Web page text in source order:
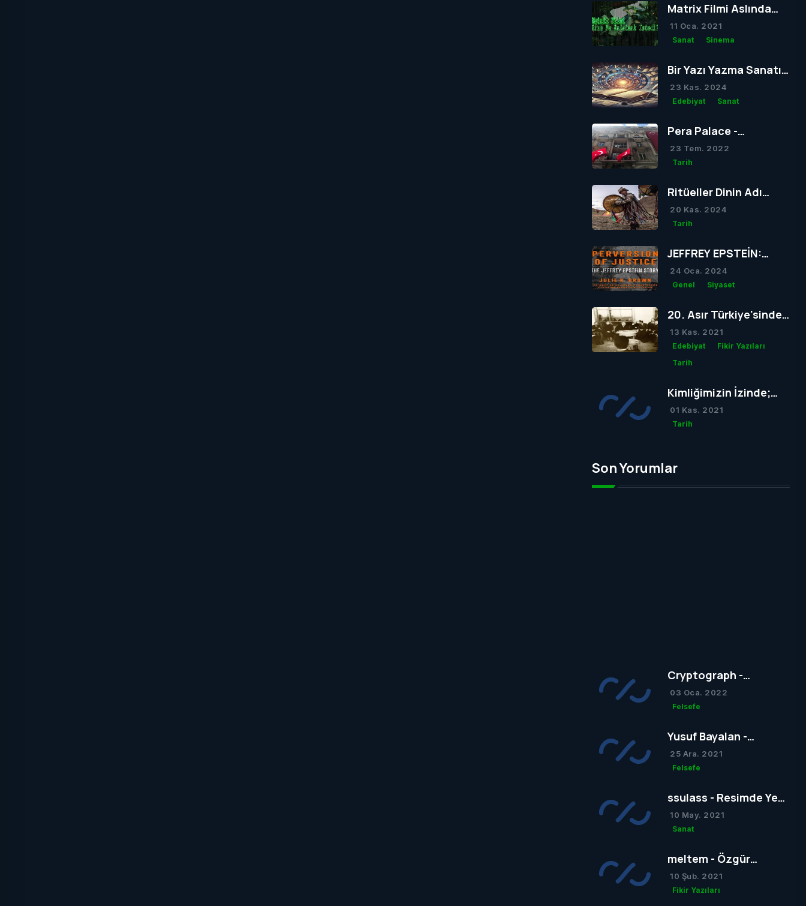
Matrix Filmi Aslında
Bize Ne Anlatmak
İstedi?
11 Oca. 2021
Sanat Sinema
Bir Yazı Yazma Sanatı:
Lipogram
23 Kas. 2024
Edebiyat Sanat
Pera Palace -
Atatürk'ün Sıkça
Konakladığı Otel
23 Tem. 2022
Tarih
Ritüeller Dinin Adı
Olabilir mi?
20 Kas. 2024
Tarih
JEFFREY EPSTEİN:
Skandallarla Dolu Bir
Hayatın Ardındaki
24 Oca. 2024
Genel Siyaset
20. Asır Türkiye'sinde
Dil Girdabı
13 Kas. 2021
Edebiyat
Fikir Yazıları
Tarih
Kimliğimizin İzinde;
Osmanlı Mezar Taşları
01 Kas. 2021
Tarih
Son Yorumlar
Cryptograph -
Sigmund Freud’un
Yapısal Kuramı
03 Oca. 2022
Felsefe
Yusuf Bayalan -
Sigmund Freud’un
Yapısal Kuramı
25 Ara. 2021
Felsefe
ssulass - Resimde Yeni
Bir Dönem mi Yoksa Bir
Dönemin Sonu mu?
10 May. 2021
Sanat
meltem - Özgür
Düşünce
10 Şub. 2021
Fikir Yazıları